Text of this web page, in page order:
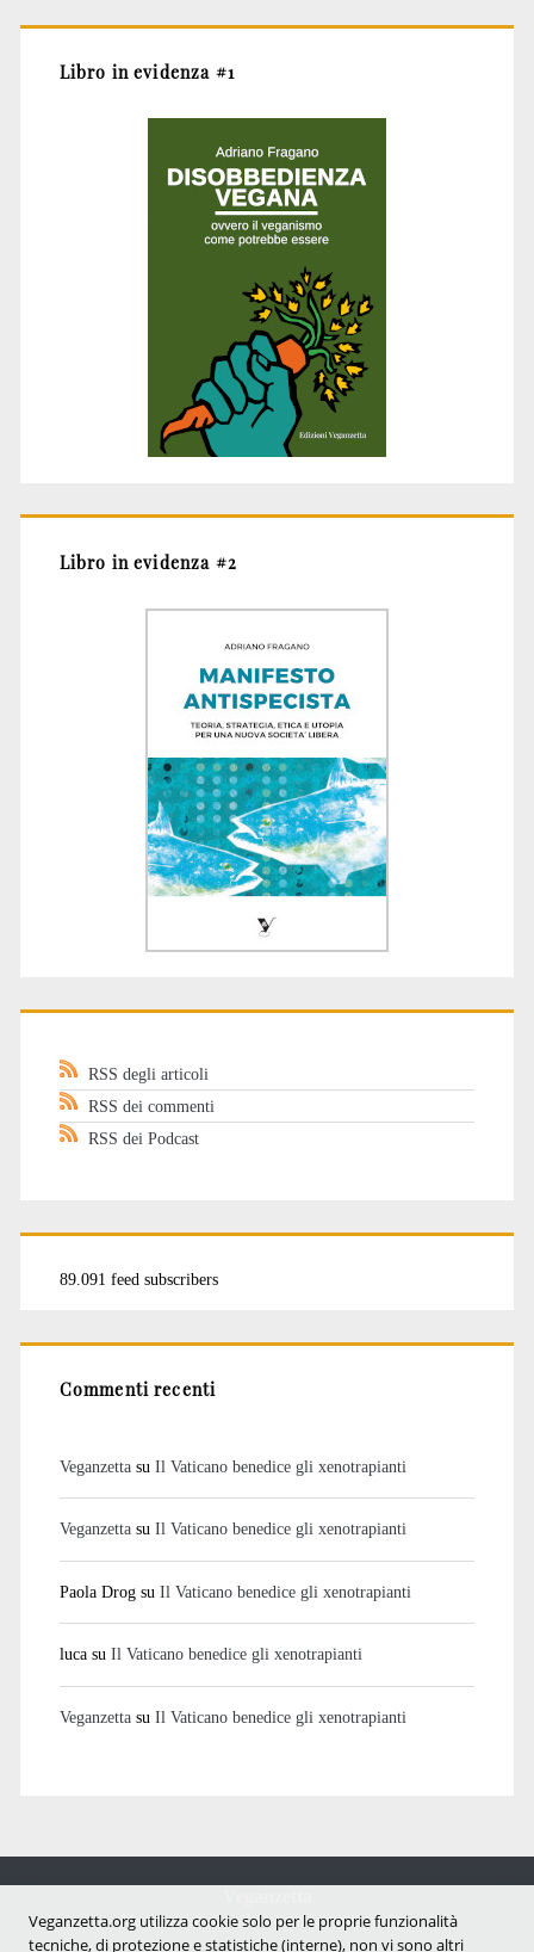
Libro in evidenza #1
Libro in evidenza #2
RSS degli articoli
RSS dei commenti
RSS dei Podcast
89.091 feed subscribers
Commenti recenti
Veganzettasu Il Vaticano benedice gli xenotrapianti
Veganzettasu Il Vaticano benedice gli xenotrapianti
Paola Drogsu Il Vaticano benedice gli xenotrapianti
lucasu Il Vaticano benedice gli xenotrapianti
Veganzettasu Il Vaticano benedice gli xenotrapianti
Notizie dal mondo vegan e antispecista
Veganzetta.org utilizza cookie solo per le proprie funzionalità
tecniche, di protezione e statistiche (interne), non vi sono altri